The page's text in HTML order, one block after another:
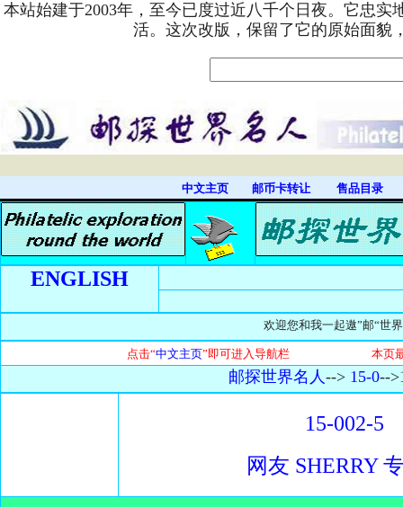
本站始建于2003年，至今已度过近八千个日夜。它忠
活。这次改版，保留了它的原始面貌
中文主页 邮币卡转让 售品目录
ENGLISH
欢迎您和我一起遨”邮“世界
点击“中文主页”即可进入导航栏 本页最近
邮探世界名人--> 15-0--
15-002-5
网友 SHERRY